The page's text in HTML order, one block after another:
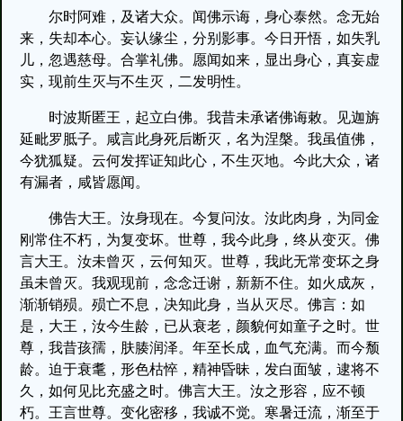
尔时阿难，及诸大众。闻佛示诲，身心泰然。念无始
来，失却本心。妄认缘尘，分别影事。今日开悟，如失乳
儿，忽遇慈母。合掌礼佛。愿闻如来，显出身心，真妄虚
实，现前生灭与不生灭，二发明性。
时波斯匿王，起立白佛。我昔未承诸佛诲敕。见迦旃
延毗罗胝子。咸言此身死后断灭，名为涅槃。我虽值佛，
今犹狐疑。云何发挥证知此心，不生灭地。今此大众，诸
有漏者，咸皆愿闻。
佛告大王。汝身现在。今复问汝。汝此肉身，为同金
刚常住不朽，为复变坏。世尊，我今此身，终从变灭。佛
言大王。汝未曾灭，云何知灭。世尊，我此无常变坏之身
虽未曾灭。我观现前，念念迁谢，新新不住。如火成灰，
渐渐销殒。殒亡不息，决知此身，当从灭尽。佛言：如
是，大王，汝今生龄，已从衰老，颜貌何如童子之时。世
尊，我昔孩孺，肤腠润泽。年至长成，血气充满。而今颓
龄。迫于衰耄，形色枯悴，精神昏昧，发白面皱，逮将不
久，如何见比充盛之时。佛言大王。汝之形容，应不顿
朽。王言世尊。变化密移，我诚不觉。寒暑迁流，渐至于